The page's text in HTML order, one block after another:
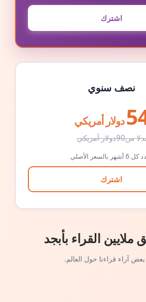
اشترك
نصف سنوي
دولار أمريكي
من90دولار أمريكي
بالسعر الأصلي
اشترك
ملايين القراء بأبجد
بعض آراء قراءنا حول العالم.